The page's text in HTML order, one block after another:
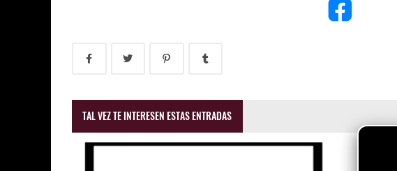
TAL VEZ TE INTERESEN ESTAS ENTRADAS